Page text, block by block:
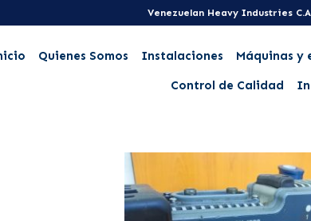
Venezuelan Heavy Industries
Quienes Somos Instalaciones Máquinas y
Control de Calidad